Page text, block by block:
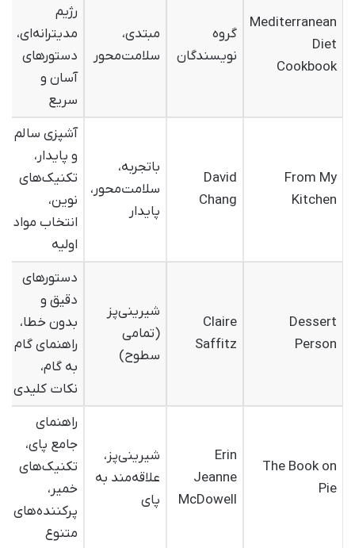
Mediterranean
Diet
Cookbook
گروه
نویسندگان
مبتدی،
سلامت‌محور
رژیم
مدیترانه‌ای،
دستورهای
آسان و
سریع
From My
Kitchen
David
Chang
باتجربه،
سلامت‌محور،
پایدار
آشپزی سالم
و پایدار،
تکنیک‌های
نوین،
انتخاب مواد
اولیه
Dessert
Person
Claire
Saffitz
شیرینی‌پز
(تمامی
سطوح)
دستورهای
دقیق و
بدون خطا،
راهنمای گام
به گام،
نکات کلیدی
The Book on
Pie
Erin
Jeanne
McDowell
شیرینی‌پز،
علاقه‌مند به
پای
راهنمای
جامع پای،
تکنیک‌های
خمیر،
پرکننده‌های
متنوع